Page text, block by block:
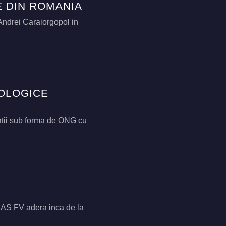
DIN ROMANIA
Caraiorgopol in
sub forma de ONG cu
FV adera inca de la